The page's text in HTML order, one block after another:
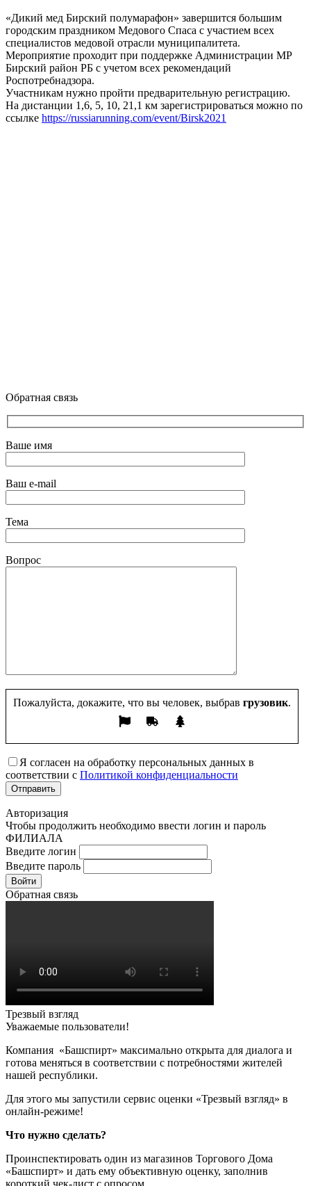
«Дикий мед Бирский полумарафон» завершится большим
городским праздником Медового Спаса с участием всех
специалистов медовой отрасли муниципалитета.
Мероприятие проходит при поддержке Администрации МР
Бирский район РБ с учетом всех рекомендаций
Роспотребнадзора.
Участникам нужно пройти предварительную регистрацию.
На дистанции 1,6, 5, 10, 21,1 км зарегистрироваться можно по
ссылке https://russiarunning.com/event/Birsk2021
Обратная связь
Ваше имя
Ваш e-mail
Тема
Вопрос
Пожалуйста, докажите, что вы человек, выбрав грузовик.
Я согласен на обработку персональных данных в
соответствии с Политикой конфиденциальности
Авторизация
Чтобы продолжить необходимо ввести логин и пароль
ФИЛИАЛА
Введите логин
Введите пароль
Войти
Обратная связь
Трезвый взгляд
Уважаемые пользователи!
Компания «Башспирт» максимально открыта для диалога и
готова меняться в соответствии с потребностями жителей
нашей республики.
Для этого мы запустили сервис оценки «Трезвый взгляд» в
онлайн-режиме!
Что нужно сделать?
Проинспектировать один из магазинов Торгового Дома
«Башспирт» и дать ему объективную оценку, заполнив